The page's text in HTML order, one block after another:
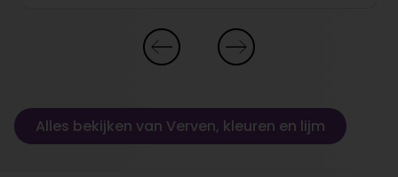
Alles bekijken van Verven, kleuren en lijm